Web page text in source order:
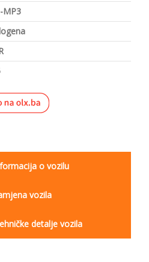
MP3
o vozilu
vozila
detalje vozila